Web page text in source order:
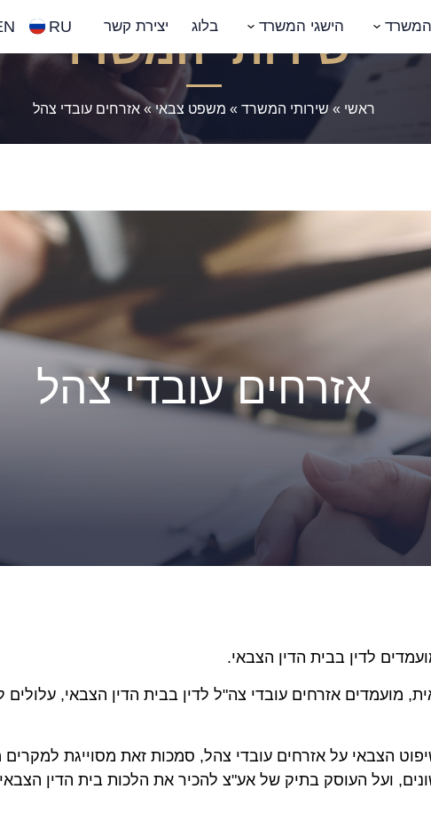
המשרד הישגי המשרד בלוג יצירת קשר RU
שירותי המשרד
ראשי »שירותי המשרד » משפט צבאי» אזרחים עובדי צהל
אזרחים עובדי צהל
לדין בבית הדין הצבאי.
מועמדים אזרחים עובדי צה"ל לדין בבית הדין הצבאי,
הצבאי על אזרחים עובדי צהל, סמכות זאת מסוייגת למקרים
ועל העוסק בתיק של אע"צ להכיר את הלכות בית הדין